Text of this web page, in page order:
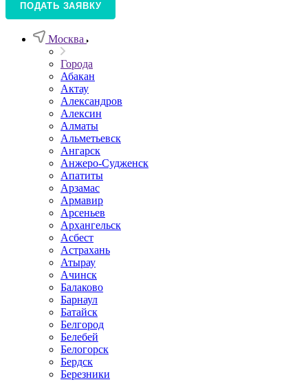
ПОДАТЬ ЗАЯВКУ
Москва
Города
Абакан
Актау
Александров
Алексин
Алматы
Альметьевск
Ангарск
Анжеро-Судженск
Апатиты
Арзамас
Армавир
Арсеньев
Архангельск
Асбест
Астрахань
Атырау
Ачинск
Балаково
Барнаул
Батайск
Белгород
Белебей
Белогорск
Бердск
Березники